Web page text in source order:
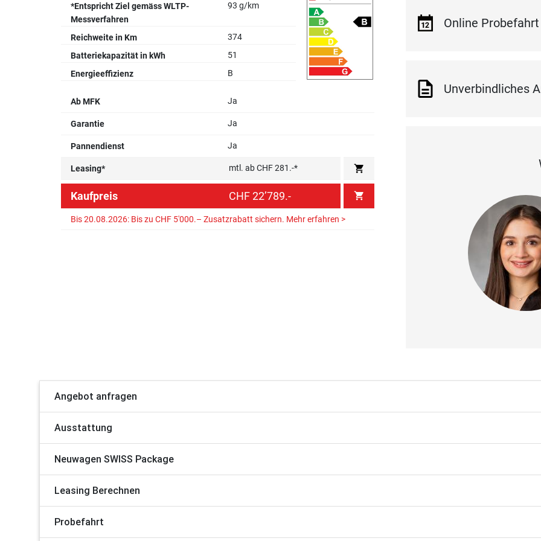
*Entspricht Ziel gemäss WLTP-
Messverfahren
93 g/km
Reichweite in Km
374
Batteriekapazität in kWh
51
Energieeffizienz
B
Ab MFK Ja
Garantie Ja
Pannendienst Ja
Leasing* mtl. ab CHF 281.-* shopping_cart
Kaufpreis CHF 22’789.- shopping_cart
Bis 20.08.2026: Bis zu CHF 5'000.– Zusatzrabatt sichern. Mehr erfahren >
Online
Unverbindliches
Angebot anfragen
Ausstattung
Neuwagen SWISS Package
Leasing Berechnen
Probefahrt